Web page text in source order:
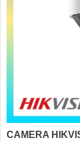
CAMERA